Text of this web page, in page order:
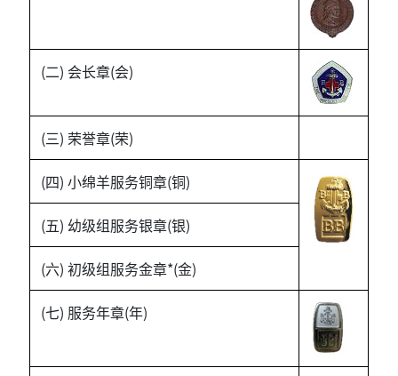
(二) 会长章(会)
(三) 荣誉章(荣)
(四) 小绵羊服务铜章(铜)
(五) 幼级组服务银章(银)
(六) 初级组服务金章*(金)
(七) 服务年章(年)